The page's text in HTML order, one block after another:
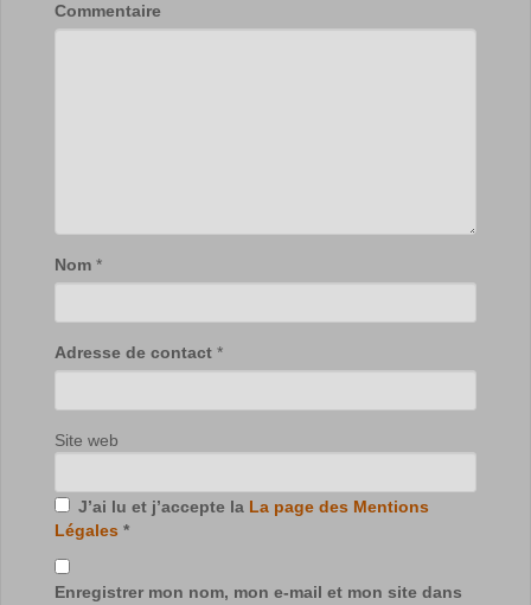
Commentaire
Nom *
Adresse de contact *
Site web
J’ai lu et j’accepte la La page des Mentions
Légales *
Enregistrer mon nom, mon e-mail et mon site dans